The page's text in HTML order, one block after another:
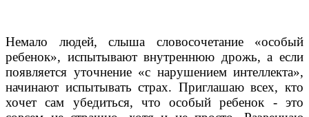
Немало людей, слыша словосочетание «особый
ребенок», испытывают внутреннюю дрожь, а если
появляется уточнение «с нарушением интеллекта»,
начинают испытывать страх. Приглашаю всех, кто
хочет сам убедиться, что особый ребенок - это